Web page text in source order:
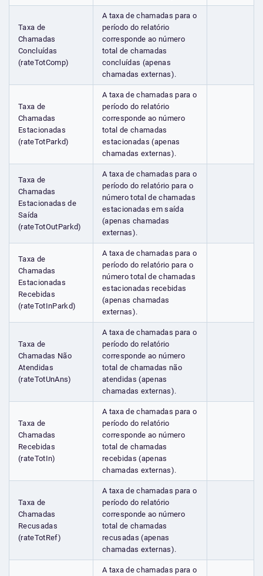
Taxa de
Chamadas
Concluídas
(rateTotComp)
A taxa de chamadas para o
período do relatório
corresponde ao número
total de chamadas
concluídas (apenas
chamadas externas).
Taxa de
Chamadas
Estacionadas
(rateTotParkd)
A taxa de chamadas para o
período do relatório
corresponde ao número
total de chamadas
estacionadas (apenas
chamadas externas).
Taxa de
Chamadas
Estacionadas de
Saída
(rateTotOutParkd)
A taxa de chamadas para o
período do relatório para o
número total de chamadas
estacionadas em saída
(apenas chamadas
externas).
Taxa de
Chamadas
Estacionadas
Recebidas
(rateTotInParkd)
A taxa de chamadas para o
período do relatório para o
número total de chamadas
estacionadas recebidas
(apenas chamadas
externas).
Taxa de
Chamadas Não
Atendidas
(rateTotUnAns)
A taxa de chamadas para o
período do relatório
corresponde ao número
total de chamadas não
atendidas (apenas
chamadas externas).
Taxa de
Chamadas
Recebidas
(rateTotIn)
A taxa de chamadas para o
período do relatório
corresponde ao número
total de chamadas
recebidas (apenas
chamadas externas).
Taxa de
Chamadas
Recusadas
(rateTotRef)
A taxa de chamadas para o
período do relatório
corresponde ao número
total de chamadas
recusadas (apenas
chamadas externas).
A taxa de chamadas para o